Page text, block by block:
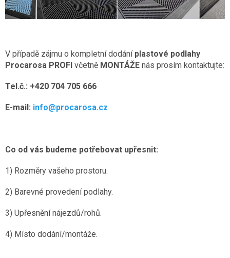
V případě zájmu o kompletní dodání plastové podlahy
Procarosa PROFI včetně MONTÁŽE nás prosím kontaktujte:
Tel.č.: +420 704 705 666
E-mail: info@procarosa.cz
Co od vás budeme potřebovat upřesnit:
1) Rozměry vašeho prostoru.
2) Barevné provedení podlahy.
3) Upřesnění nájezdů/rohů.
4) Místo dodání/montáže.